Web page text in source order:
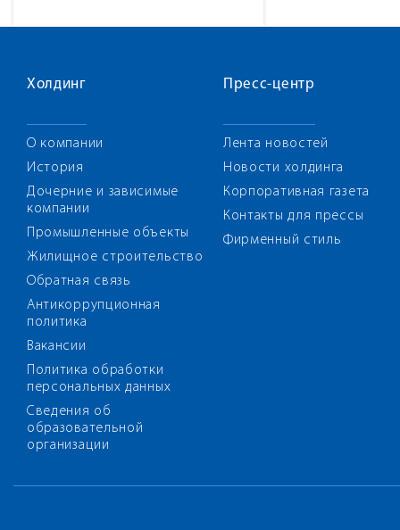
Холдинг
О компании
История
Дочерние и зависимые
компании
Промышленные объекты
Жилищное строительство
Обратная связь
Антикоррупционная
политика
Вакансии
Политика обработки
персональных данных
Сведения об
образовательной
организации
Пресс-центр
Лента новостей
Новости холдинга
Корпоративная газета
Контакты для прессы
Фирменный стиль